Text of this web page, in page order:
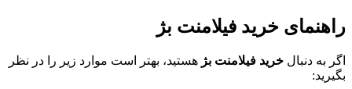
راهنمای خرید فیلامنت بژ
اگر به دنبال خرید فیلامنت بژ هستید، بهتر است موارد زیر را در نظر
بگیرید: